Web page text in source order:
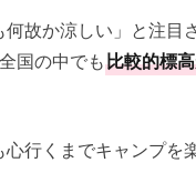
故か涼しい」と注目
国の中でも比較的標
行くまでキャンプを